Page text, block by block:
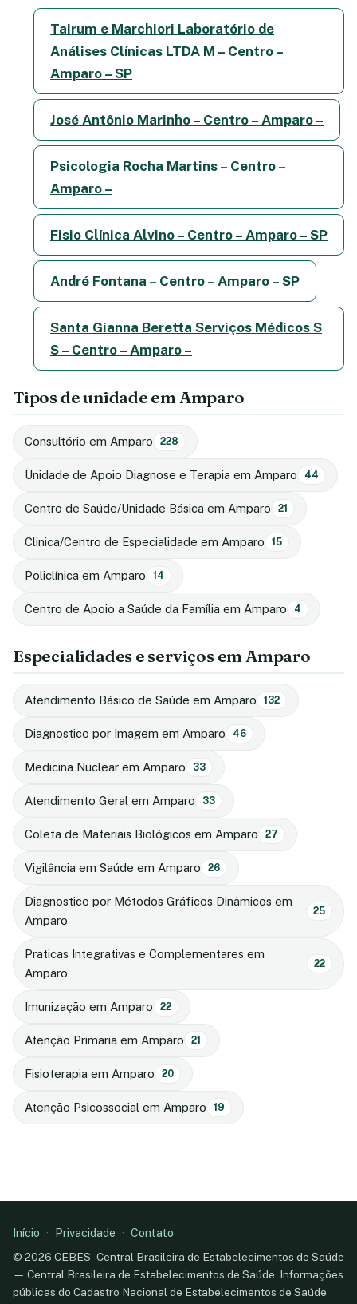
Tairum e Marchiori Laboratório de
Análises Clínicas LTDA M – Centro –
Amparo – SP
José Antônio Marinho – Centro – Amparo –
Psicologia Rocha Martins – Centro –
Amparo –
Fisio Clínica Alvino – Centro – Amparo – SP
André Fontana – Centro – Amparo – SP
Santa Gianna Beretta Serviços Médicos S
S – Centro – Amparo –
Tipos de unidade em Amparo
Consultório em Amparo 228
Unidade de Apoio Diagnose e Terapia em Amparo 44
Centro de Saúde/Unidade Básica em Amparo 21
Clinica/Centro de Especialidade em Amparo 15
Policlínica em Amparo 14
Centro de Apoio a Saúde da Família em Amparo 4
Especialidades e serviços em Amparo
Atendimento Básico de Saúde em Amparo 132
Diagnostico por Imagem em Amparo 46
Medicina Nuclear em Amparo 33
Atendimento Geral em Amparo 33
Coleta de Materiais Biológicos em Amparo 27
Vigilância em Saúde em Amparo 26
Diagnostico por Métodos Gráficos Dinâmicos em
Amparo
25
Praticas Integrativas e Complementares em
Amparo
22
Imunização em Amparo 22
Atenção Primaria em Amparo 21
Fisioterapia em Amparo 20
Atenção Psicossocial em Amparo 19
Início · Privacidade · Contato
© 2026 CEBES - Central Brasileira de Estabelecimentos de Saúde
— Central Brasileira de Estabelecimentos de Saúde. Informações
públicas do Cadastro Nacional de Estabelecimentos de Saúde